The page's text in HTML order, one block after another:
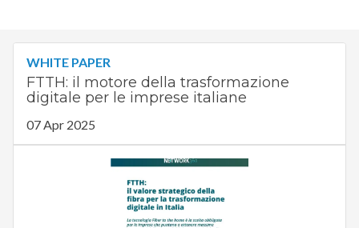
WHITE PAPER
FTTH: il motore della trasformazione
digitale per le imprese italiane
07 Apr 2025